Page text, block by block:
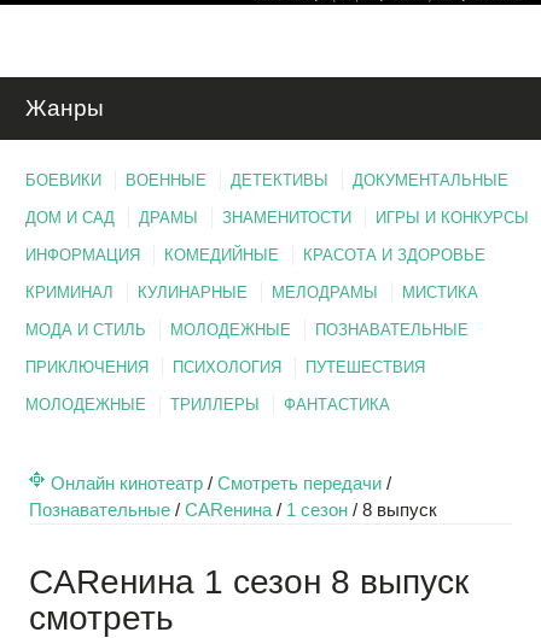
Жанры
БОЕВИКИ ВОЕННЫЕ ДЕТЕКТИВЫ ДОКУМЕНТАЛЬНЫЕ
ДОМ И САД ДРАМЫ ЗНАМЕНИТОСТИ ИГРЫ И КОНКУРСЫ
ИНФОРМАЦИЯ КОМЕДИЙНЫЕ КРАСОТА И ЗДОРОВЬЕ
КРИМИНАЛ КУЛИНАРНЫЕ МЕЛОДРАМЫ МИСТИКА
МОДА И СТИЛЬ МОЛОДЕЖНЫЕ ПОЗНАВАТЕЛЬНЫЕ
ПРИКЛЮЧЕНИЯ ПСИХОЛОГИЯ ПУТЕШЕСТВИЯ
МОЛОДЕЖНЫЕ ТРИЛЛЕРЫ ФАНТАСТИКА
Онлайн кинотеатр / Смотреть передачи /
Познавательные / CARенина / 1 сезон / 8 выпуск
CARенина 1 сезон 8 выпуск
смотреть